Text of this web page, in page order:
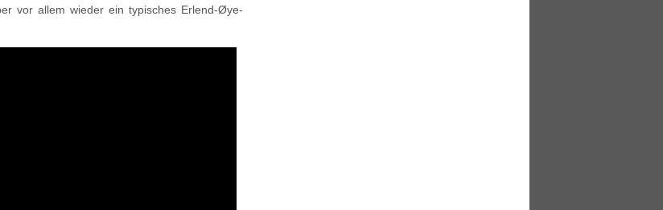
vor allem wieder ein typisches Erlend-Øye-